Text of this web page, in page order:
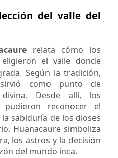
del valle del
relata cómo los
eligieron el valle donde
Según la tradición,
como punto de
Desde allí, los
pudieron reconocer el
sabiduría de los dioses
Huanacaure simboliza
los astros y la decisión
del mundo inca.